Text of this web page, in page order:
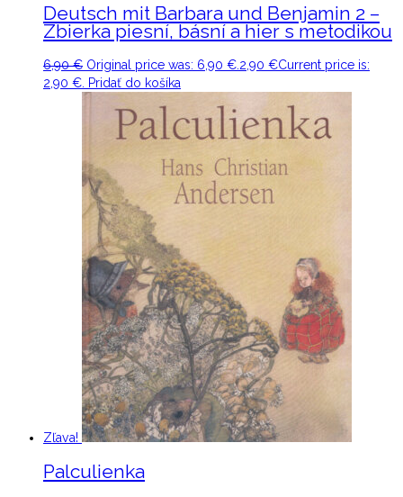
Deutsch mit Barbara und Benjamin 2 –
Zbierka piesní, básní a hier s metodikou
6,90€ Original price was: 6,90 €.2,90 €Current price is:
2,90 €. Pridať do košíka
Zľava!
Palculienka